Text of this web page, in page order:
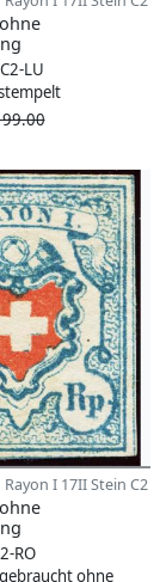
LU
99.00
I 17II Stein C2
RO
ohne